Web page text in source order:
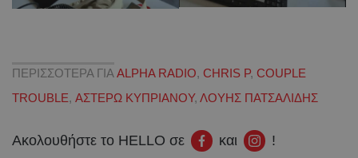
ΠΕΡΙΣΣΟΤΕΡΑ ΓΙΑ ALPHA RADIO, CHRIS P, COUPLE
TROUBLE, ΑΣΤΕΡΩ ΚΥΠΡΙΑΝΟΥ, ΛΟΥΗΣ ΠΑΤΣΑΛΙΔΗΣ
Ακολουθήστε το HELLO σε και !